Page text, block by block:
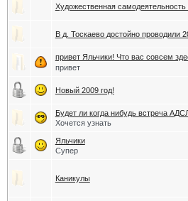
Художественная самодеятельность
В д. Тоскаево достойно проводили
привет Яльчики! Что вас совсем
привет
Новый 2009 год!
Будет ли когда нибудь встреча
Хочется узнать
Яльчики
Супер
Каникулы